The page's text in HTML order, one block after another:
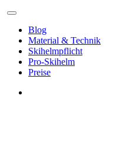
Blog
Material & Technik
Skihelmpflicht
Pro-Skihelm
Preise